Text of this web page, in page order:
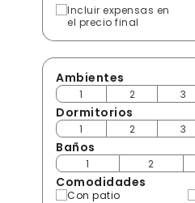
Incluir expensas en
el precio final
Ambientes
1 2 3
Dormitorios
1 2 3
Baños
1 2
Comodidades
Con patio